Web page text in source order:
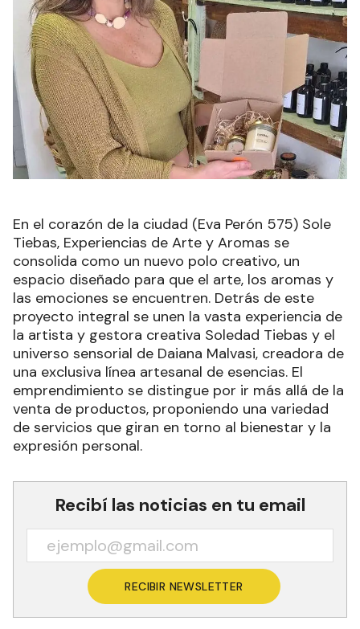
En el corazón de la ciudad (Eva Perón 575) Sole
Tiebas, Experiencias de Arte y Aromas se
consolida como un nuevo polo creativo, un
espacio diseñado para que el arte, los aromas y
las emociones se encuentren. Detrás de este
proyecto integral se unen la vasta experiencia de
la artista y gestora creativa Soledad Tiebas y el
universo sensorial de Daiana Malvasi, creadora de
una exclusiva línea artesanal de esencias. El
emprendimiento se distingue por ir más allá de la
venta de productos, proponiendo una variedad
de servicios que giran en torno al bienestar y la
expresión personal.
Recibí las noticias en tu email
RECIBIR NEWSLETTER